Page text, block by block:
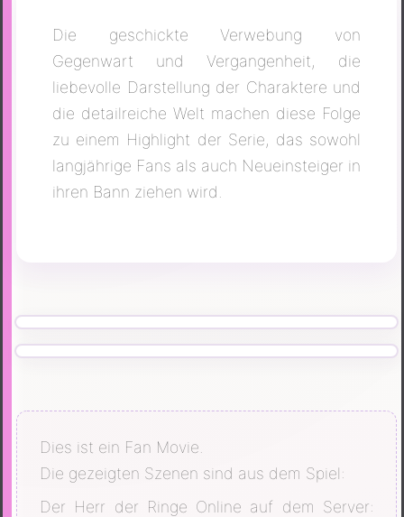
Die geschickte Verwebung von
Gegenwart und Vergangenheit, die
liebevolle Darstellung der Charaktere und
die detailreiche Welt machen diese Folge
zu einem Highlight der Serie, das sowohl
langjährige Fans als auch Neueinsteiger in
ihren Bann ziehen wird.
Dies ist ein Fan Movie.
Die gezeigten Szenen sind aus dem Spiel:
Der Herr der Ringe Online auf dem Server: